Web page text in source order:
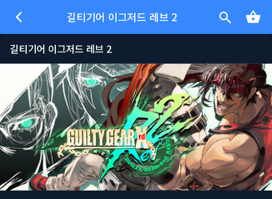
길티기어 이그저드 레브 2
길티기어 이그저드 레브 2